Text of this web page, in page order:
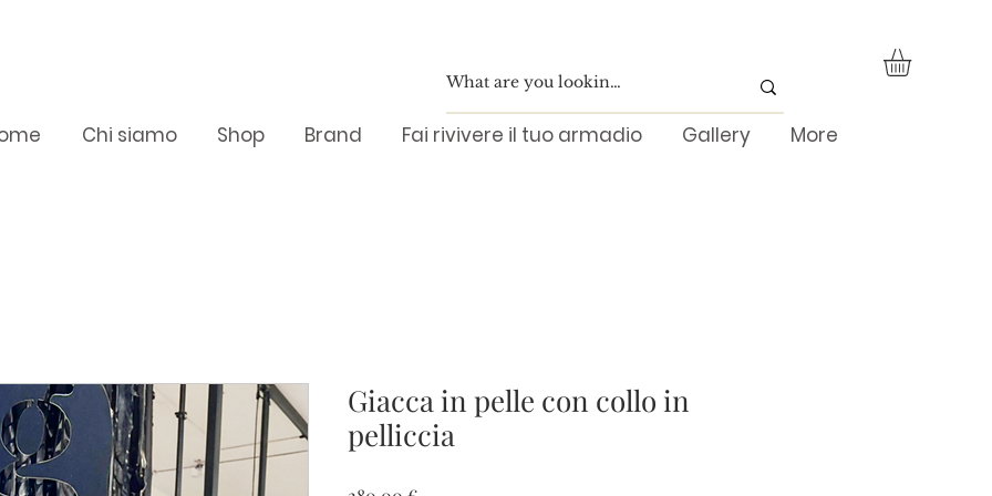
Chi siamo Shop Brand Fai rivivere il tuo armadio Gallery More
Giacca in pelle con collo in
pelliccia